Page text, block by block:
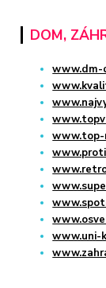
DOM,
www.dm-
www.top-
www.uni-